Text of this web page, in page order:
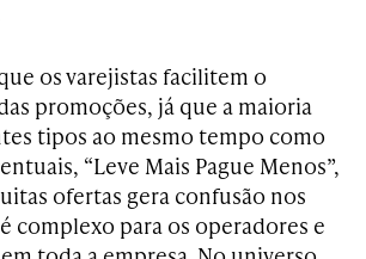
os varejistas facilitem o
promoções, já que a maioria
tipos ao mesmo tempo como
“Leve Mais Pague Menos”,
ofertas gera confusão nos
complexo para os operadores e